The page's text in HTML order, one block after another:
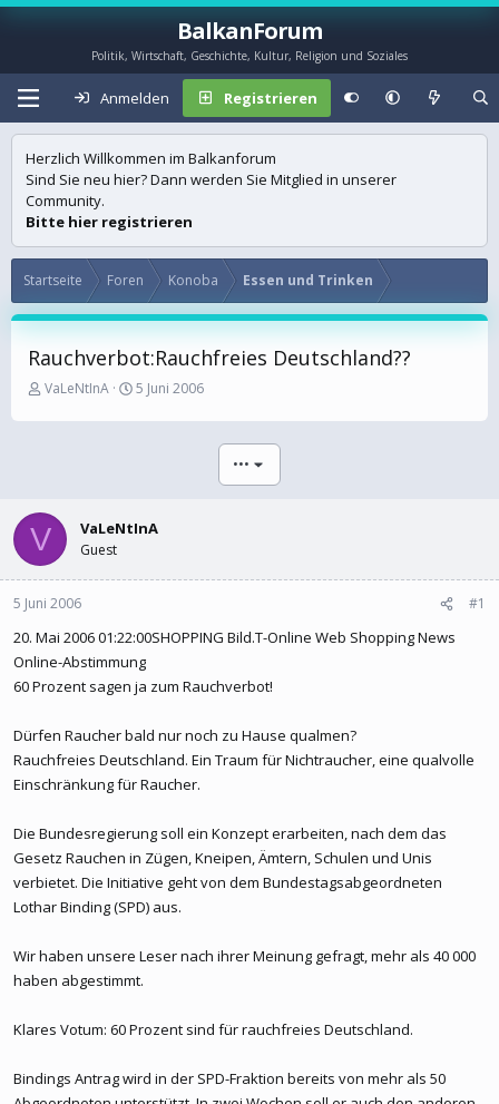
BalkanForum
Politik, Wirtschaft, Geschichte, Kultur, Religion und Soziales
Anmelden Registrieren
Herzlich Willkommen im Balkanforum
Sind Sie neu hier? Dann werden Sie Mitglied in unserer
Community.
Bitte hier registrieren
Startseite Foren Konoba Essen und Trinken
Rauchverbot:Rauchfreies Deutschland??
E
s
e
r
VaLeNtInA
E
s
t
5 Juni 2006
•••
V VaLeNtInA
Guest
5 Juni 2006 #1
20. Mai 2006 01:22:00SHOPPING Bild.T-Online Web Shopping News
Online-Abstimmung
60 Prozent sagen ja zum Rauchverbot!
Dürfen Raucher bald nur noch zu Hause qualmen?
Rauchfreies Deutschland. Ein Traum für Nichtraucher, eine qualvolle
Einschränkung für Raucher.
Die Bundesregierung soll ein Konzept erarbeiten, nach dem das
Gesetz Rauchen in Zügen, Kneipen, Ämtern, Schulen und Unis
verbietet. Die Initiative geht von dem Bundestagsabgeordneten
Lothar Binding (SPD) aus.
Wir haben unsere Leser nach ihrer Meinung gefragt, mehr als 40 000
haben abgestimmt.
Klares Votum: 60 Prozent sind für rauchfreies Deutschland.
Bindings Antrag wird in der SPD-Fraktion bereits von mehr als 50